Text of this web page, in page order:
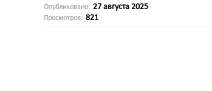
Опубликовано: 27 августа 2025
Просмотров: 821